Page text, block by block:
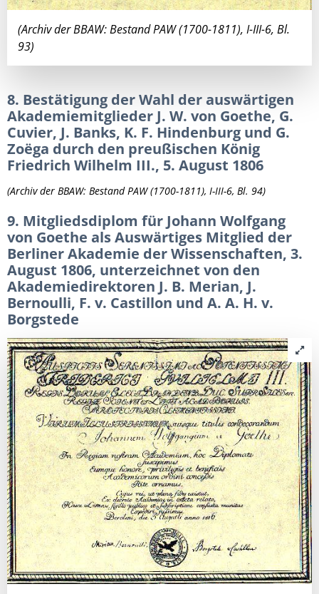
(Archiv der BBAW: Bestand PAW (1700-1811), I-III-6, Bl.
93)
8. Bestätigung der Wahl der auswärtigen
Akademiemitglieder J. W. von Goethe, G.
Cuvier, J. Banks, K. F. Hindenburg und G.
Zoëga durch den preußischen König
Friedrich Wilhelm III., 5. August 1806
(Archiv der BBAW: Bestand PAW (1700-1811), I-III-6, Bl. 94)
9. Mitgliedsdiplom für Johann Wolfgang
von Goethe als Auswärtiges Mitglied der
Berliner Akademie der Wissenschaften, 3.
August 1806, unterzeichnet von den
Akademiedirektoren J. B. Merian, J.
Bernoulli, F. v. Castillon und A. A. H. v.
Borgstede